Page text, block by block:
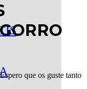
que os guste tanto